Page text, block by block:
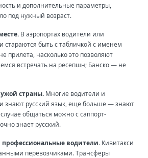
и дополнительные параметры,
под нужный возраст.
В аэропортах водители или
стараются быть с табличкой с именем
прилета, насколько это позволяют
встречать на ресепшн; Банско — не
страны. Многие водители и
знают русский язык, еще больше — знают
общаться можно с саппорт-
знает русский.
водители. Кивитакси
перевозчиками. Трансферы